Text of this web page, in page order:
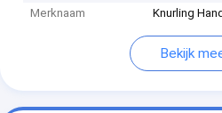
Merknaam
Knurling
Bekijk